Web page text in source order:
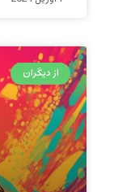
از دیگران